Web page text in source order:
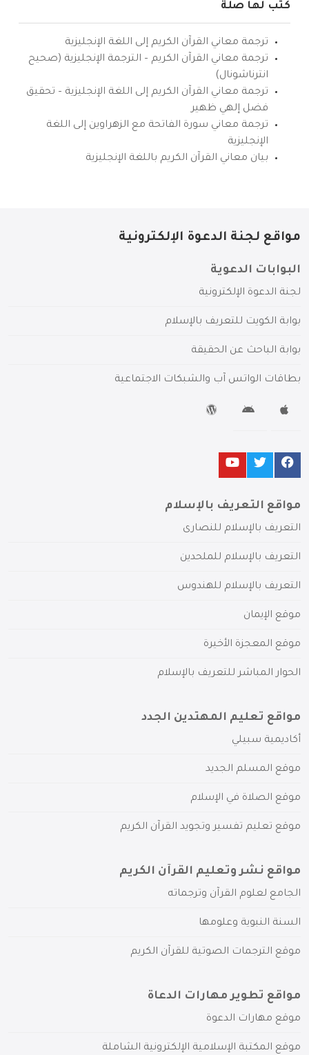
كتب لها صلة
ترجمة معاني القرآن الكريم إلى اللغة الإنجليزية
ترجمة معاني القرآن الكريم – الترجمة الإنجليزية (صحيح
انترناشونال)
ترجمة معاني القرآن الكريم إلى اللغة الإنجليزية – تحقيق
فضل إلهي ظهير
ترجمة معاني سورة الفاتحة مع الزهراوين إلى اللغة
الإنجليزية
بيان معاني القرآن الكريم باللغة الإنجليزية
مواقع لجنة الدعوة الإلكترونية
البوابات الدعوية
لجنة الدعوة الإلكترونية
بوابة الكويت للتعريف بالإسلام
بوابة الباحث عن الحقيقة
بطاقات الواتس آب والشبكات الاجتماعية
مواقع التعريف بالإسلام
التعريف بالإسلام للنصارى
التعريف بالإسلام للملحدين
التعريف بالإسلام للهندوس
موقع الإيمان
موقع المعجزة الأخيرة
الحوار المباشر للتعريف بالإسلام
مواقع تعليم المهتدين الجدد
أكاديمية سبيلي
موقع المسلم الجديد
موقع الصلاة في الإسلام
موقع تعليم تفسير وتجويد القرآن الكريم
مواقع نشر وتعليم القرآن الكريم
الجامع لعلوم القرآن وترجماته
السنة النبوية وعلومها
موقع الترجمات الصوتية للقرآن الكريم
مواقع تطوير مهارات الدعاة
موقع مهارات الدعوة
موقع المكتبة الإسلامية الإلكترونية الشاملة